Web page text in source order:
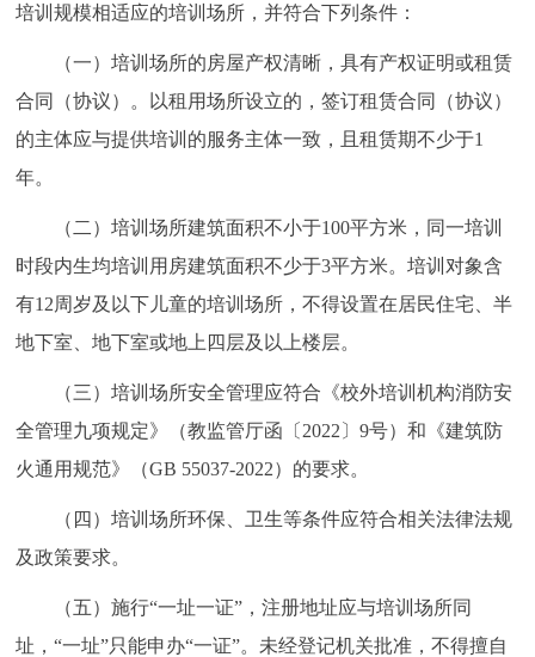
培训规模相适应的培训场所，并符合下列条件：
（一）培训场所的房屋产权清晰，具有产权证明或租赁
合同（协议）。以租用场所设立的，签订租赁合同（协议）
的主体应与提供培训的服务主体一致，且租赁期不少于1
年。
（二）培训场所建筑面积不小于100平方米，同一培训
时段内生均培训用房建筑面积不少于3平方米。培训对象含
有12周岁及以下儿童的培训场所，不得设置在居民住宅、半
地下室、地下室或地上四层及以上楼层。
（三）培训场所安全管理应符合《校外培训机构消防安
全管理九项规定》（教监管厅函〔2022〕9号）和《建筑防
火通用规范》（GB 55037-2022）的要求。
（四）培训场所环保、卫生等条件应符合相关法律法规
及政策要求。
（五）施行“一址一证”，注册地址应与培训场所同
址，“一址”只能申办“一证”。未经登记机关批准，不得擅自